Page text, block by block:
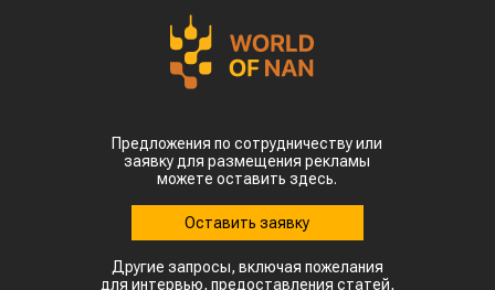
Предложения по сотрудничеству или
заявку для размещения рекламы
можете оставить здесь.
Оставить заявку
Другие запросы, включая пожелания
для интервью, предоставления статей,